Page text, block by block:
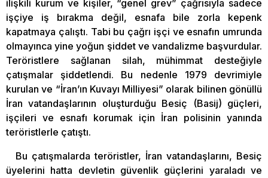
ilişkili kurum ve kişiler, “genel grev” çağrısıyla sadece
işçiye iş bırakma değil, esnafa bile zorla kepenk
kapatmaya çalıştı. Tabi bu çağrı işçi ve esnafın umrunda
olmayınca yine yoğun şiddet ve vandalizme başvurdular.
Teröristlere sağlanan silah, mühimmat desteğiyle
çatışmalar şiddetlendi. Bu nedenle 1979 devrimiyle
kurulan ve “İran’ın Kuvayı Milliyesi” olarak bilinen gönüllü
İran vatandaşlarının oluşturduğu Besiç (Basij) güçleri,
işçileri ve esnafı korumak için İran polisinin yanında
teröristlerle çatıştı.
Bu çatışmalarda teröristler, İran vatandaşlarını, Besiç
üyelerini hatta devletin güvenlik güçlerini yaraladı ve